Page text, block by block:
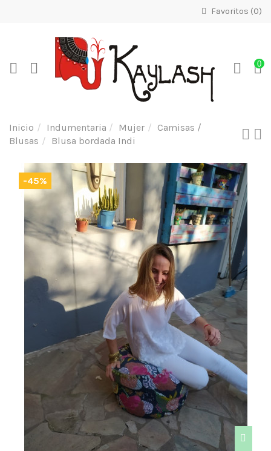
Favoritos (0)
0
Inicio Indumentaria Mujer
Camisas /
Blusas
Blusa bordada Indi
-45%